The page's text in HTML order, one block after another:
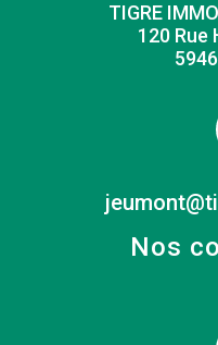
TIGRE
120 Rue
Nos